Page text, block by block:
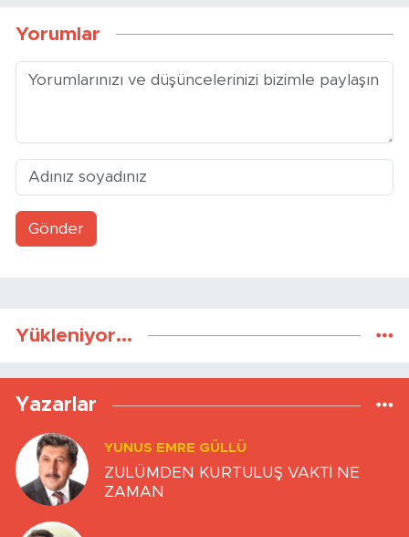
Yorumlar
Gönder
Yükleniyor...
Yazarlar
YUNUS EMRE GÜLLÜ
ZULÜMDEN KURTULUŞ VAKTİ NE
ZAMAN